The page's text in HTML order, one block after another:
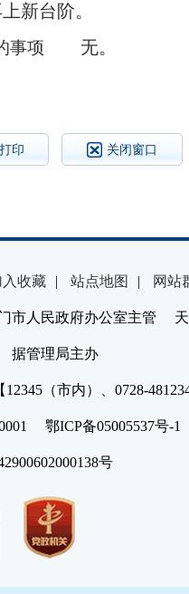
新台阶。
事项 无。
印 关闭窗口
入收藏 | 站点地图 | 网站
市人民政府办公室主管 天
据管理局主办
（市内）、0728-
鄂ICP备05005537号
号